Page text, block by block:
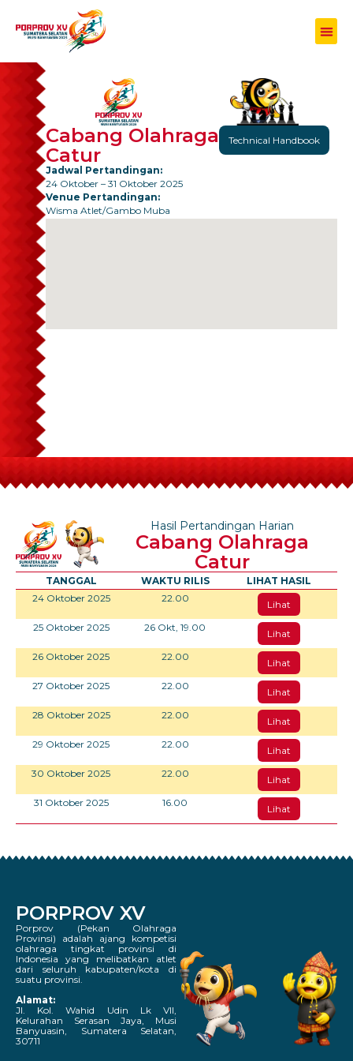
Cabang Olahraga
Catur
Technical Handbook
Jadwal Pertandingan:
24 Oktober – 31 Oktober 2025
Venue Pertandingan:
Wisma Atlet/Gambo Muba
Hasil Pertandingan Harian
Cabang Olahraga
Catur
TANGGAL WAKTU RILIS
LIHAT HASIL
24 Oktober 2025
22.00
Lihat
25 Oktober 2025
26 Okt, 19.00
Lihat
26 Oktober 2025
22.00
Lihat
27 Oktober 2025
22.00
Lihat
28 Oktober 2025
22.00
Lihat
29 Oktober 2025
22.00
Lihat
30 Oktober 2025
22.00
Lihat
31 Oktober 2025
16.00
Lihat
PORPROV XV
Porprov (Pekan Olahraga
Provinsi) adalah ajang kompetisi
olahraga tingkat provinsi di
Indonesia yang melibatkan atlet
dari seluruh kabupaten/kota di
suatu provinsi.
Alamat:
Jl. Kol. Wahid Udin Lk VII,
Kelurahan Serasan Jaya, Musi
Banyuasin, Sumatera Selatan,
30711